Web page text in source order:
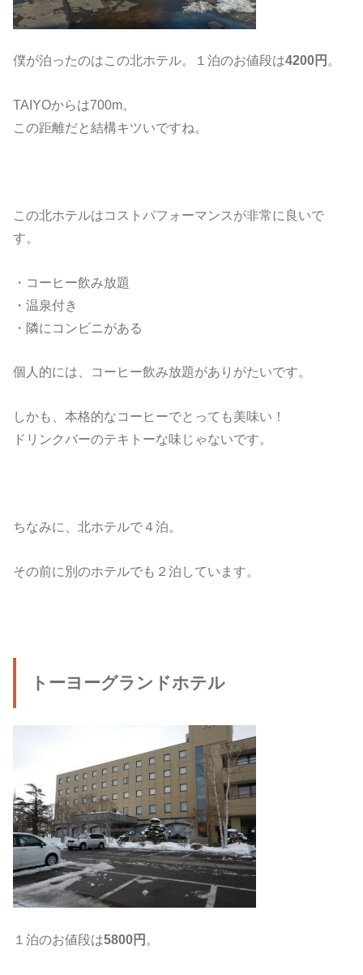
僕が泊ったのはこの北ホテル。１泊のお値段は4200円 。
TAIYOからは700m。
この距離だと結構キツいですね。
この北ホテルはコストパフォーマンスが非常に良いで
す。
・コーヒー飲み放題
・温泉付き
・隣にコンビニがある
個人的には、コーヒー飲み放題がありがたいです。
しかも、本格的なコーヒーでとっても美味い！
ドリンクバーのテキトーな味じゃないです。
ちなみに、北ホテルで４泊。
その前に別のホテルでも２泊しています。
トーヨーグランドホテル
１泊のお値段は5800円 。